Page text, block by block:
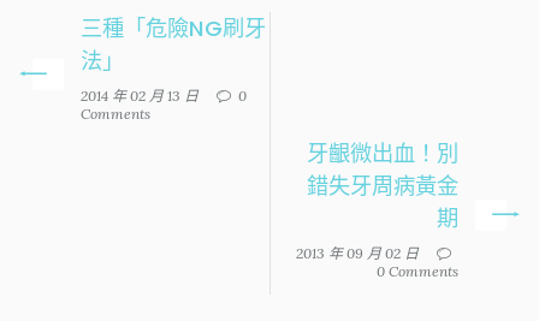
三種「危險NG刷牙
法」
2014 年 02 月 13 日
0
Comments
牙齦微出血！別
錯失牙周病黃金
期
2013 年 09 月 02 日
0 Comments